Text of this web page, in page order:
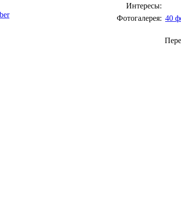
Интересы:
Фотогалерея: 40